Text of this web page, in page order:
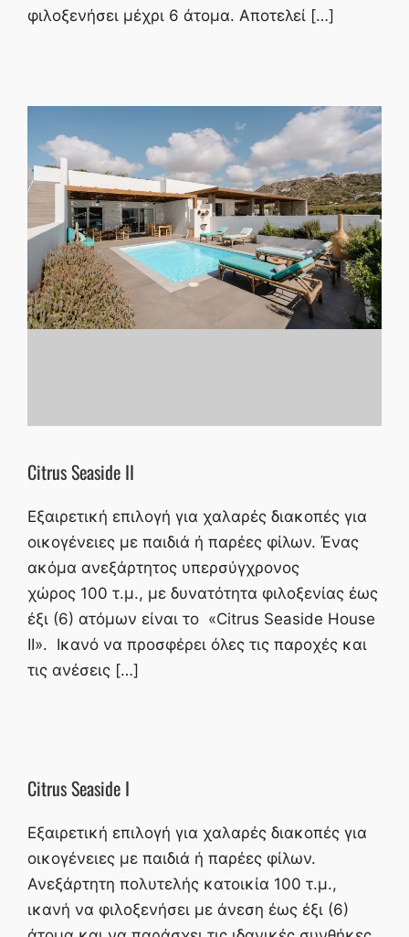
φιλοξενήσει μέχρι 6 άτομα. Αποτελεί […]
Citrus Seaside II
Εξαιρετική επιλογή για χαλαρές διακοπές για
οικογένειες με παιδιά ή παρέες φίλων. Ένας
ακόμα ανεξάρτητος υπερσύγχρονος
χώρος 100 τ.μ., με δυνατότητα φιλοξενίας έως
έξι (6) ατόμων είναι το «Citrus Seaside House
II». Ικανό να προσφέρει όλες τις παροχές και
τις ανέσεις […]
Citrus Seaside I
Εξαιρετική επιλογή για χαλαρές διακοπές για
οικογένειες με παιδιά ή παρέες φίλων.
Ανεξάρτητη πολυτελής κατοικία 100 τ.μ.,
ικανή να φιλοξενήσει με άνεση έως έξι (6)